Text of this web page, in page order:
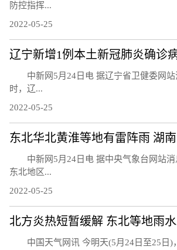
防控指挥...
2022-05-25
辽宁新增1例本土新冠肺炎确诊
中新网5月24日电 据辽宁省卫健委网站
时，辽...
2022-05-25
中新网5月24日电 据中央气象台网站消
东北地区...
2022-05-25
北方炎热短暂缓解 东北等地雨
中国天气网讯 今明天(5月24日至25日)